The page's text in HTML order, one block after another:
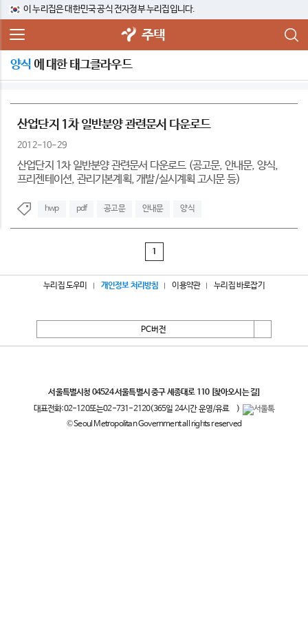
이 누리집은 대한민국 공식 전자정부 누리집입니다.
주택
양식 에 대한 태그클라우드
산업단지 1차 일반분양 관련문서 다운로드
2012-10-29
산업단지 1차 일반분양 관련문서 다운로드 (공고문, 안내문, 양식,
프리젠테이션, 관리기본계획, 개발/실시계획 고시문 등)
hwp pdf 공고문 안내문 양식
1
누리집 도우미 개인정보 처리방침 이용약관 누리집 바로잡기
PC버전
서울특별시청 04524 서울특별시 중구 세종대로 110 [찾아오시는 길]
대표전화:02-120또는02-731-2120(365일 24시간 운영/유료
)
© Seoul Metropolitan Government all rights reserved